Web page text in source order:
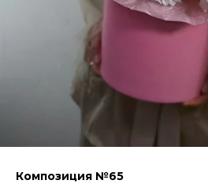
Композиция №65